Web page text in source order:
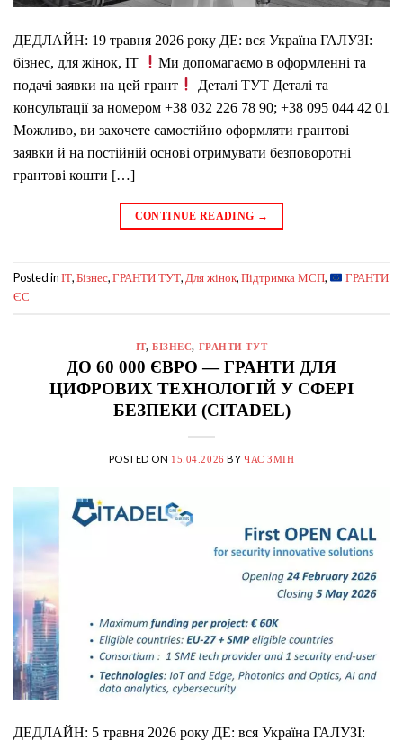
ДЕДЛАЙН: 19 травня 2026 року ДЕ: вся Україна ГАЛУЗІ:
бізнес, для жінок, IT
Ми допомагаємо в оформленні та
подачі заявки на цей грант
Деталі ТУТ Деталі та
консультації за номером +38 032 226 78 90; +38 095 044 42 01
Можливо, ви захочете самостійно оформляти грантові
заявки й на постійній основі отримувати безповоротні
грантові кошти […]
CONTINUE READING →
Posted in IT, Бізнес, ГРАНТИ ТУТ, Для жінок, Підтримка МСП,
ГРАНТИ
ЄС
IT,БІЗНЕС, ГРАНТИ ТУТ
ДО 60 000 ЄВРО — ГРАНТИ ДЛЯ
ЦИФРОВИХ ТЕХНОЛОГІЙ У СФЕРІ
БЕЗПЕКИ (CITADEL)
POSTED ON 15.04.2026 BY ЧАС ЗМІН
ДЕДЛАЙН: 5 травня 2026 року ДЕ: вся Україна ГАЛУЗІ: